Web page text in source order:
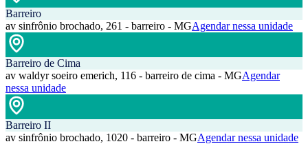
Barreiro
av sinfrônio brochado, 261 - barreiro - MGAgendar nessa unidade
Barreiro de Cima
av waldyr soeiro emerich, 116 - barreiro de cima - MGAgendar
nessa unidade
Barreiro II
av sinfrônio brochado, 1020 - barreiro - MGAgendar nessa unidade